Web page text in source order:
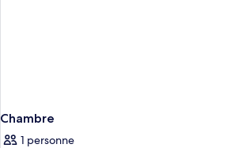
Chambre
1 personne